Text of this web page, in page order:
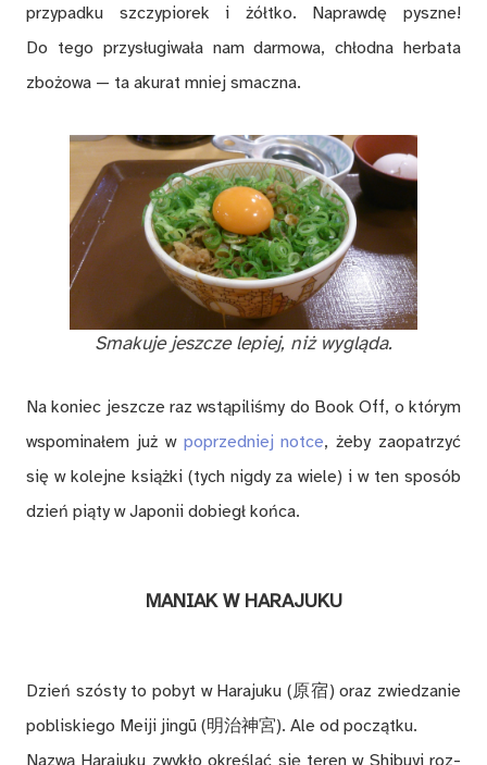
przy­pad­ku szczy­pio­rek i żółt­ko. Na­praw­dę pysz­ne!
Do tego przy­słu­gi­wa­ła nam dar­mo­wa, chłod­na her­ba­ta
zbo­żo­wa — ta aku­rat mniej smacz­na.
Sma­ku­je jesz­cze le­piej, niż wy­glą­da.
Na ko­niec jesz­cze raz wstą­pi­li­śmy do Book Off, o któ­rym
wspo­mi­na­łem już w po­przed­niej not­ce, że­by za­opa­trzyć
się w ko­lej­ne książ­ki (tych ni­gdy za wie­le) i w ten spo­sób
dzień pią­ty w Ja­po­nii do­biegł koń­ca.
MA­NIAK W HA­RA­JU­KU
Dzień szó­sty to po­byt w Ha­ra­ju­ku (原宿) oraz zwie­dza­nie
po­bli­skie­go Me­iji jin­gū (明治神宮). Ale od po­cząt­ku.
Na­zwą Ha­ra­ju­ku zwy­kło okre­ślać się te­ren w Shi­buyi roz­